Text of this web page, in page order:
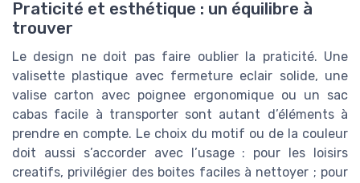
Praticité et esthétique : un équilibre à
trouver
Le design ne doit pas faire oublier la praticité. Une
valisette plastique avec fermeture eclair solide, une
valise carton avec poignee ergonomique ou un sac
cabas facile à transporter sont autant d’éléments à
prendre en compte. Le choix du motif ou de la couleur
doit aussi s’accorder avec l’usage : pour les loisirs
creatifs, privilégier des boites faciles à nettoyer ; pour